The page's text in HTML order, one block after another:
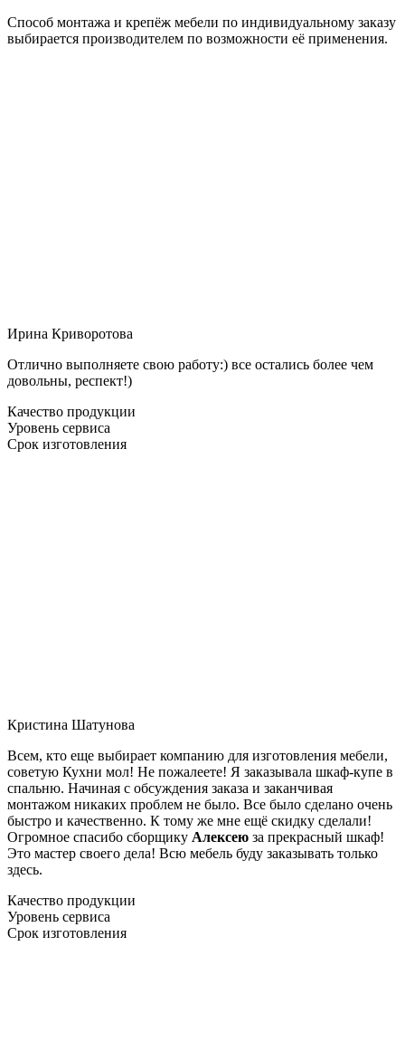
Способ монтажа и крепёж мебели по индивидуальному заказу
выбирается производителем по возможности её применения.
Ирина Криворотова
Отлично выполняете свою работу:) все остались более чем
довольны, респект!)
Качество продукции
Уровень сервиса
Срок изготовления
Кристина Шатунова
Всем, кто еще выбирает компанию для изготовления мебели,
советую Кухни мол! Не пожалеете! Я заказывала шкаф-купе в
спальню. Начиная с обсуждения заказа и заканчивая
монтажом никаких проблем не было. Все было сделано очень
быстро и качественно. К тому же мне ещё скидку сделали!
Огромное спасибо сборщику Алексею за прекрасный шкаф!
Это мастер своего дела! Всю мебель буду заказывать только
здесь.
Качество продукции
Уровень сервиса
Срок изготовления